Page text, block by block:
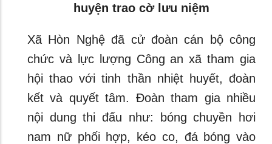
huyện trao cờ lưu niệm
Xã Hòn Nghệ đã cử đoàn cán bộ công
chức và lực lượng Công an xã tham gia
hội thao với tinh thần nhiệt huyết, đoàn
kết và quyết tâm. Đoàn tham gia nhiều
nội dung thi đấu như: bóng chuyền hơi
nam nữ phối hợp, kéo co, đá bóng vào